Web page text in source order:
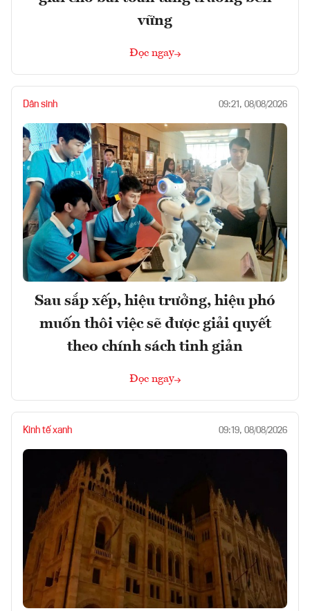
vững
Đọc ngay
Dân sinh 09:21, 08/08/2026
Sau sắp xếp, hiệu trưởng, hiệu phó
muốn thôi việc sẽ được giải quyết
theo chính sách tinh giản
Đọc ngay
Kinh tế xanh 09:19, 08/08/2026